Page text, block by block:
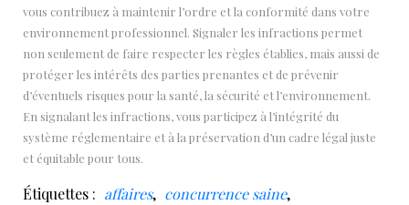
vous contribuez à maintenir l’ordre et la conformité dans votre
environnement professionnel. Signaler les infractions permet
non seulement de faire respecter les règles établies, mais aussi de
protéger les intérêts des parties prenantes et de prévenir
d’éventuels risques pour la santé, la sécurité et l’environnement.
En signalant les infractions, vous participez à l’intégrité du
système réglementaire et à la préservation d’un cadre légal juste
et équitable pour tous.
Étiquettes : affaires, concurrence saine,